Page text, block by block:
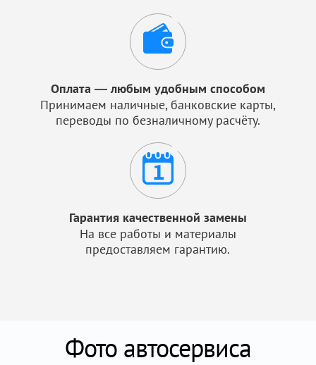
Оплата — любым удобным способом
Принимаем наличные, банковские карты,
переводы по безналичному расчёту.
Гарантия качественной замены
На все работы и материалы
предоставляем гарантию.
Фото автосервиса